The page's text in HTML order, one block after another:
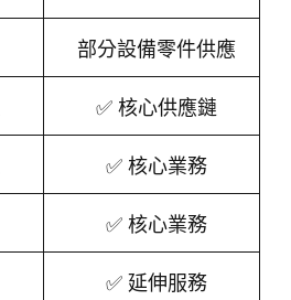
部分設備零件供應
✅ 核心供應鏈
✅ 核心業務
✅ 核心業務
✅ 延伸服務